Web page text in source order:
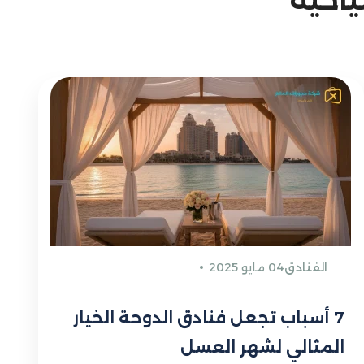
الفنادق04 مايو 2025
7 أسباب تجعل فنادق الدوحة الخيار
المثالي لشهر العسل